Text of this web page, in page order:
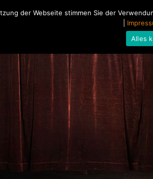
Home
der Webseite stimmen Sie der
Alles